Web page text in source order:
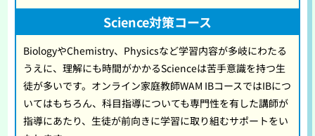
Science対策コース
BiologyやChemistry、Physicsなど学習内容が多岐にわたる
うえに、理解にも時間がかかるScienceは苦手意識を持つ生
徒が多いです。オンライン家庭教師WAM IBコースではIBにつ
いてはもちろん、科目指導についても専門性を有した講師が
指導にあたり、生徒が前向きに学習に取り組むサポートをい